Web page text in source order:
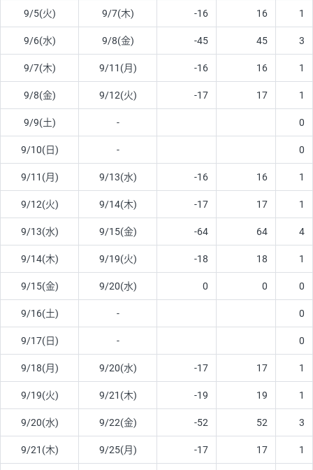
9/5(火) 9/7(木) -16 16 1
9/6(水) 9/8(金) -45 45 3
9/7(木) 9/11(月) -16 16 1
9/8(金) 9/12(火) -17 17 1
9/9(土) - 0
9/10(日) - 0
9/11(月) 9/13(水) -16 16 1
9/12(火) 9/14(木) -17 17 1
9/13(水) 9/15(金) -64 64 4
9/14(木) 9/19(火) -18 18 1
9/15(金) 9/20(水) 0 0 0
9/16(土) - 0
9/17(日) - 0
9/18(月) 9/20(水) -17 17 1
9/19(火) 9/21(木) -19 19 1
9/20(水) 9/22(金) -52 52 3
9/21(木) 9/25(月) -17 17 1